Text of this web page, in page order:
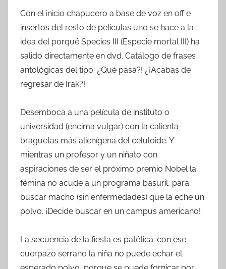
Con el inicio chapucero a base de voz en off e
insertos del resto de películas uno se hace a la
idea del porqué Species III (Especie mortal III) ha
salido directamente en dvd. Catálogo de frases
antológicas del tipo: ¿Qué pasa?! ¿¡Acabas de
regresar de Irak?!
Desemboca a una película de instituto o
universidad (encima vulgar) con la calienta-
braguetas más alienígena del celuloide. Y
mientras un profesor y un niñato con
aspiraciones de ser el próximo premio Nobel la
fémina no acude a un programa basuril, para
buscar macho (sin enfermedades) que la eche un
polvo. ¡Decide buscar en un campus americano!
La secuencia de la fiesta es patética: con ese
cuerpazo serrano la niña no puede echar el